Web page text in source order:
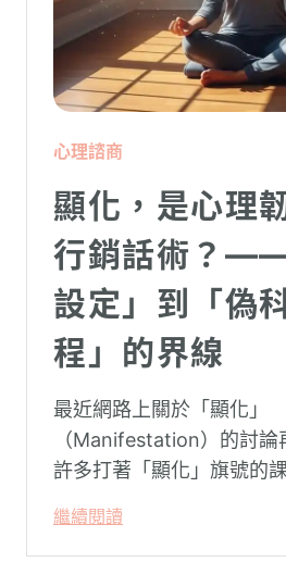
心理諮商
顯化，是心理
行銷話術？
設定」到「偽
程」的界線
最近網路上關於「顯化」
（Manifestation）的討論
許多打著「顯化」旗號的
能吸引財富、關係與健康
繼續閱讀